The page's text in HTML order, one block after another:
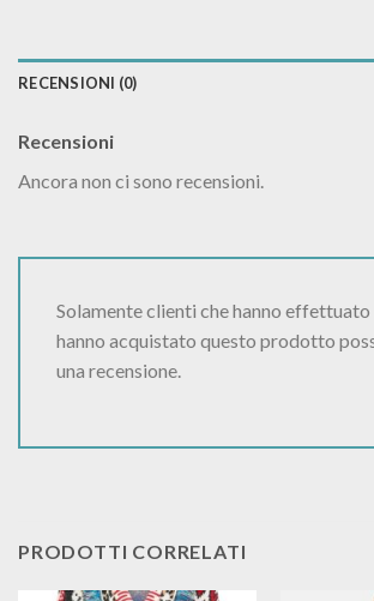
RECENSIONI (0)
Recensioni
Ancora non ci sono recensioni.
Solamente clienti che hanno effettuato
hanno acquistato questo prodotto
una recensione.
PRODOTTI CORRELATI